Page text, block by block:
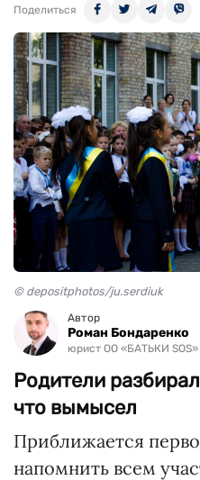
Поделиться
© depositphotos/ju.serdiuk
Автор
Роман Бондаренко
юрист ОО «БАТЬКИ SOS»
Родители
что вымысел
Приближается
напомнить всем